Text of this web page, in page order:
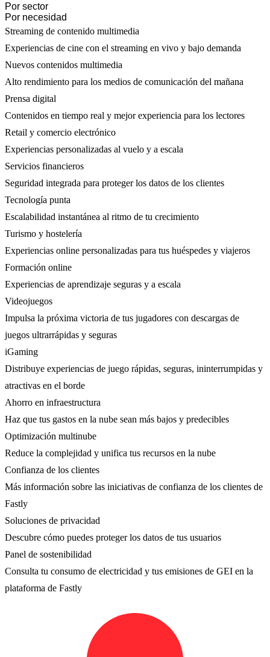
Por sector
Por necesidad
Streaming de contenido multimedia
Experiencias de cine con el streaming en vivo y bajo demanda
Nuevos contenidos multimedia
Alto rendimiento para los medios de comunicación del mañana
Prensa digital
Contenidos en tiempo real y mejor experiencia para los lectores
Retail y comercio electrónico
Experiencias personalizadas al vuelo y a escala
Servicios financieros
Seguridad integrada para proteger los datos de los clientes
Tecnología punta
Escalabilidad instantánea al ritmo de tu crecimiento
Turismo y hostelería
Experiencias online personalizadas para tus huéspedes y viajeros
Formación online
Experiencias de aprendizaje seguras y a escala
Videojuegos
Impulsa la próxima victoria de tus jugadores con descargas de
juegos ultrarrápidas y seguras
iGaming
Distribuye experiencias de juego rápidas, seguras, ininterrumpidas y
atractivas en el borde
Ahorro en infraestructura
Haz que tus gastos en la nube sean más bajos y predecibles
Optimización multinube
Reduce la complejidad y unifica tus recursos en la nube
Confianza de los clientes
Más información sobre las iniciativas de confianza de los clientes de
Fastly
Soluciones de privacidad
Descubre cómo puedes proteger los datos de tus usuarios
Panel de sostenibilidad
Consulta tu consumo de electricidad y tus emisiones de GEI en la
plataforma de Fastly